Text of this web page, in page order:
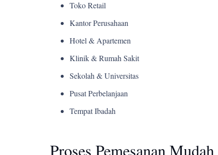
Toko Retail
Kantor Perusahaan
Hotel & Apartemen
Klinik & Rumah Sakit
Sekolah & Universitas
Pusat Perbelanjaan
Tempat Ibadah
Proses Pemesanan